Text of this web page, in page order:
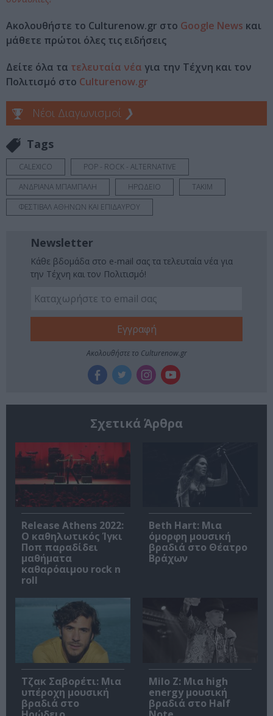
Ακολουθήστε το Culturenow.gr στο Google News και
μάθετε πρώτοι όλες τις ειδήσεις
Δείτε όλα τα τελευταία νέα για την Τέχνη και τον
Πολιτισμό στο Culturenow.gr
Νέοι Διαγωνισμοί ❯
Tags
CALEXICO
POP - ROCK - ALTERNATIVE
ΑΝΔΡΙΑΝΑ ΜΠΑΜΠΑΛΗ
ΗΡΩΔΕΙΟ
ΤΑΚΙΜ
ΦΕΣΤΙΒΑΛ ΑΘΗΝΩΝ ΚΑΙ ΕΠΙΔΑΥΡΟΥ
Newsletter
Κάθε βδομάδα στο e-mail σας τα τελευταία νέα για
την Τέχνη και τον Πολιτισμό!
Ακολουθήστε το Culturenow.gr
Σχετικά Άρθρα
Release Athens 2022:
Ο καθηλωτικός Ίγκι
Ποπ παραδίδει
μαθήματα
καθαρόαιμου rock n
roll
Beth Hart: Μια
όμορφη μουσική
βραδιά στο Θέατρο
Βράχων
Τζακ Σαβορέτι: Μια
υπέροχη μουσική
βραδιά στο
Milo Z: Μια high
energy μουσική
βραδιά στο Half